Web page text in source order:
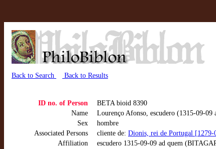
Back to Search Back to Results
ID no. of Person
BETA bioid 8390
Name
Lourenço Afonso, escudero (1315-09-09
Sex
hombre
Associated Persons
cliente de: Dionis, rei de Portugal
Affiliation
escudero 1315-09-09 ad quem